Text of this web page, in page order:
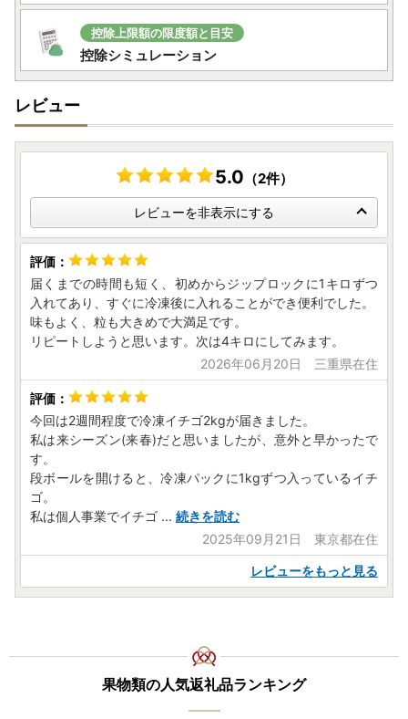
皆様にはご不便をおかけしますが、ご理解とご協力のほど、
何卒よろしくお願い申し上げます。
控除上限額の限度額と目安
控除シミュレーション
レビュー
5.0 （2件）
レビューを非表示にする
届くまでの時間も短く、初めからジップロックに1キロずつ
入れてあり、すぐに冷凍後に入れることができ便利でした。
味もよく、粒も大きめで大満足です。
リピートしようと思います。次は4キロにしてみます。
2026年06月20日 三重県在住
今回は2週間程度で冷凍イチゴ2kgが届きました。
私は来シーズン(来春)だと思いましたが、意外と早かったで
す。
段ボールを開けると、冷凍パックに1kgずつ入っているイチ
ゴ。
私は個人事業でイチゴ ... 続きを読む
2025年09月21日 東京都在住
レビューをもっと見る
果物類の人気返礼品ランキング